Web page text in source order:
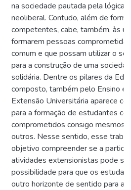
na sociedade pautada pela lógica
neoliberal. Contudo, além de
competentes, cabe, também, às
formarem pessoas
comum e que possam utilizar o
para a construção de uma
solidária. Dentre os pilares da
composto, também pelo Ensino e
Extensão Universitária aparece
para a formação de estudantes
comprometidos consigo mesmos
outros. Nesse sentido, esse
objetivo compreender se a
atividades extensionistas pode
possibilidade para que os
outro horizonte de sentido para